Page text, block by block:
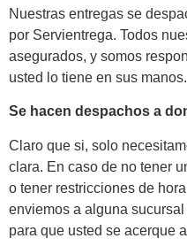
Nuestras entregas se
por Servientrega. Todos
asegurados, y somos
usted lo tiene en sus manos.
Se hacen despachos a
Claro que si, solo
clara. En caso de no tener
o tener restricciones de
enviemos a alguna
para que usted se acerque